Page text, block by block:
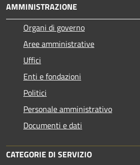
AMMINISTRAZIONE
Organi di governo
Aree amministrative
Uffici
Enti e fondazioni
Politici
Personale amministrativo
Documenti e dati
CATEGORIE DI SERVIZIO